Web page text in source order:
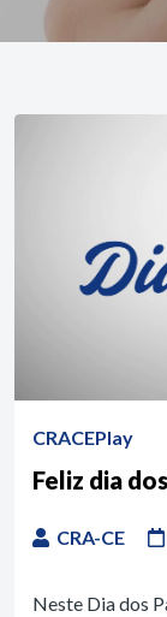
CRACEPlay
Feliz dia
CRA-CE
Neste Dia dos